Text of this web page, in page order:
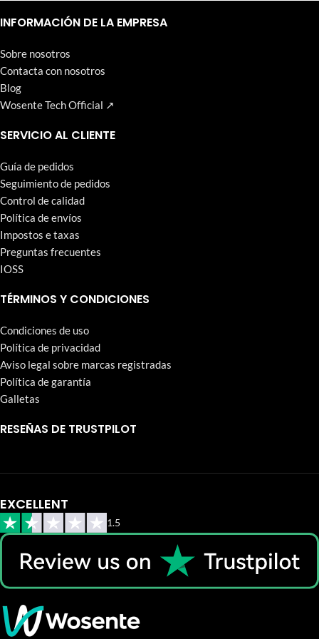
Un nivel alto y continuo de satisfacción del cliente es el objetivo
que Wosente-tech persigue incansablemente.
INFORMACIÓN DE LA EMPRESA
Sobre nosotros
Contacta con nosotros
Blog
Wosente Tech Official ↗
SERVICIO AL CLIENTE
Guía de pedidos
Seguimiento de pedidos
Control de calidad
Política de envíos
Impostos e taxas
Preguntas frecuentes
IOSS
TÉRMINOS Y CONDICIONES
Condiciones de uso
Política de privacidad
Aviso legal sobre marcas registradas
Política de garantía
Galletas
RESEÑAS DE TRUSTPILOT
EXCELLENT
1.5